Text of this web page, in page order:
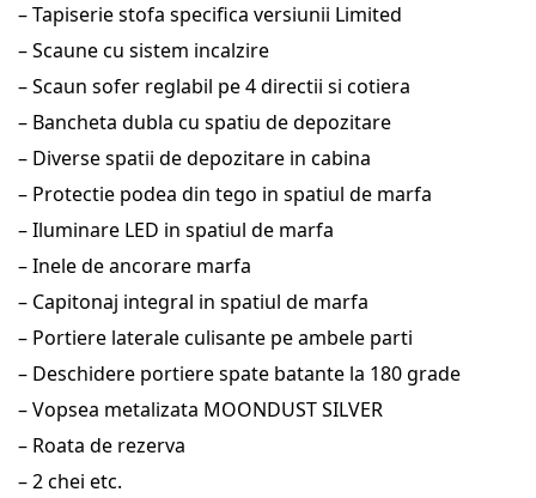
– Tapiserie stofa specifica versiunii Limited
– Scaune cu sistem incalzire
– Scaun sofer reglabil pe 4 directii si cotiera
– Bancheta dubla cu spatiu de depozitare
– Diverse spatii de depozitare in cabina
– Protectie podea din tego in spatiul de marfa
– Iluminare LED in spatiul de marfa
– Inele de ancorare marfa
– Capitonaj integral in spatiul de marfa
– Portiere laterale culisante pe ambele parti
– Deschidere portiere spate batante la 180 grade
– Vopsea metalizata MOONDUST SILVER
– Roata de rezerva
– 2 chei etc.